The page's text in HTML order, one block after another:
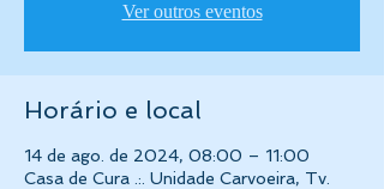
Ver outros eventos
Horário e local
14 de ago. de 2024, 08:00 – 11:00
Casa de Cura .:. Unidade Carvoeira, Tv.